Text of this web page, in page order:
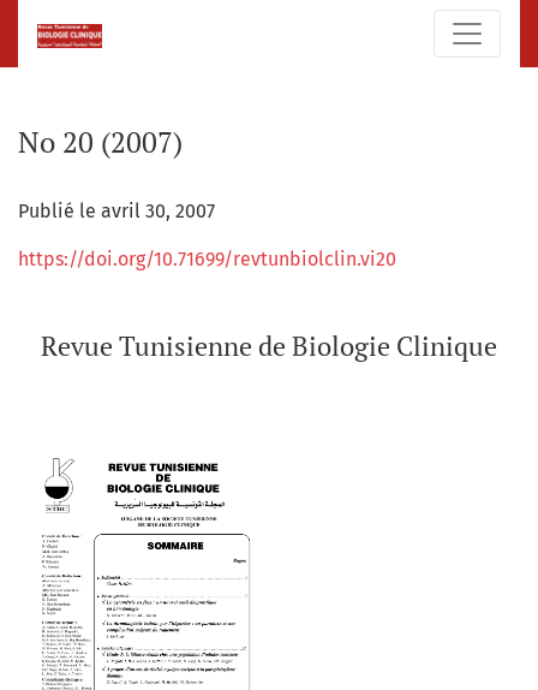
No 20 (2007): Revue Tunisienne de Biologie Clinique
No 20 (2007)
Publié le avril 30, 2007
https://doi.org/10.71699/revtunbiolclin.vi20
Revue Tunisienne de Biologie Clinique